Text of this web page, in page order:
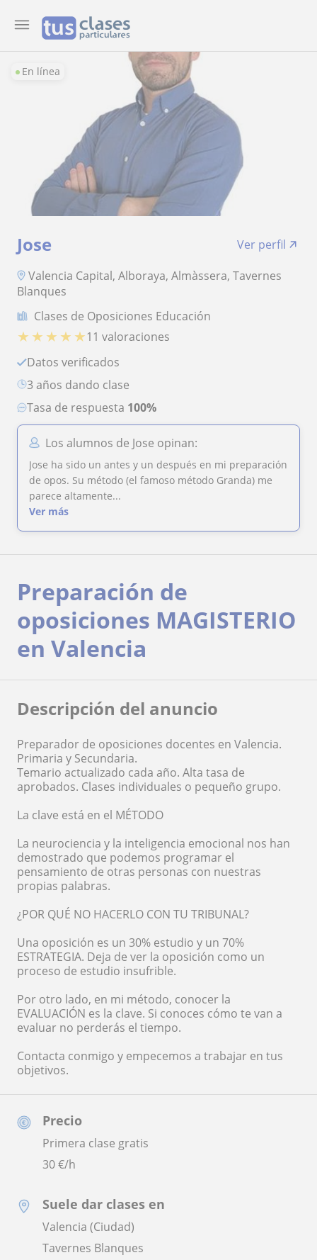
En línea
Jose
Ver perfil
Valencia Capital, Alboraya, Almàssera, Tavernes
Blanques
Clases de Oposiciones Educación
★ ★ ★ ★ ★11 valoraciones
Datos verificados
3 años dando clase
Tasa de respuesta 100%
Los alumnos de Jose opinan:
Jose ha sido un antes y un después en mi preparación
de opos. Su método (el famoso método Granda) me
parece altamente...
Ver más
Precio
Primera clase gratis
30€/h
Suele dar clases en
Valencia (Ciudad)
Tavernes Blanques
Preparación de
oposiciones MAGISTERIO
en Valencia
Descripción del anuncio
Preparador de oposiciones docentes en Valencia.
Primaria y Secundaria.
Temario actualizado cada año. Alta tasa de
aprobados. Clases individuales o pequeño grupo.
La clave está en el MÉTODO
La neurociencia y la inteligencia emocional nos han
demostrado que podemos programar el
pensamiento de otras personas con nuestras
propias palabras.
¿POR QUÉ NO HACERLO CON TU TRIBUNAL?
Una oposición es un 30% estudio y un 70%
ESTRATEGIA. Deja de ver la oposición como un
proceso de estudio insufrible.
Por otro lado, en mi método, conocer la
EVALUACIÓN es la clave. Si conoces cómo te van a
evaluar no perderás el tiempo.
Contacta conmigo y empecemos a trabajar en tus
objetivos.